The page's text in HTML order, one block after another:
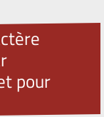
pour